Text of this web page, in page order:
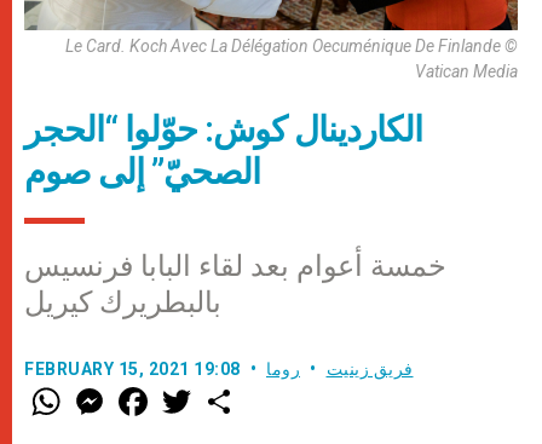
Le Card. Koch Avec La Délégation Oecuménique De Finlande ©
Vatican Media
الكاردينال كوش: حوّلوا “الحجر
الصحيّ” إلى صوم
خمسة أعوام بعد لقاء البابا فرنسيس
بالبطريرك كيريل
FEBRUARY 15, 2021 19:08 فريق زينيت روما
W
h
M
e
F
a w